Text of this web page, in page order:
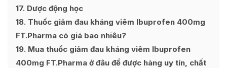
17 Dược động học
18 Thuốc giảm đau kháng viêm Ibuprofen 400mg
FT.Pharma có giá bao nhiêu?
19 Mua thuốc giảm đau kháng viêm Ibuprofen
400mg FT.Pharma ở đâu để được hàng uy tín, chất